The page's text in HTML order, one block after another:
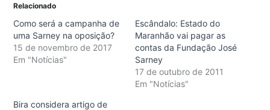
Relacionado
Como será a campanha de
uma Sarney na oposição?
15 de novembro de 2017
Em "Notícias"
Escândalo: Estado do
Maranhão vai pagar as
contas da Fundação José
Sarney
17 de outubro de 2011
Em "Notícias"
Bira considera artigo de